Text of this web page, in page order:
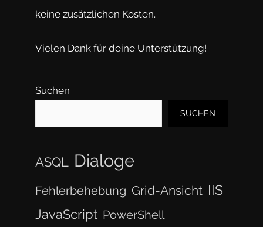
keine zusätzlichen Kosten.
Vielen Dank für deine Unterstützung!
Suchen
SUCHEN
ASQL Dialoge
Fehlerbehebung Grid-Ansicht IIS
JavaScript PowerShell